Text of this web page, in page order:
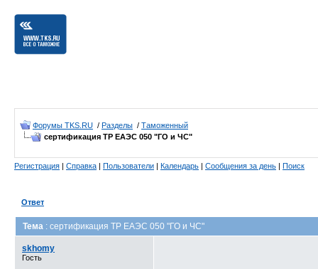
Форумы TKS.RU / Разделы / Таможенный
сертификация ТР ЕАЭС 050 "ГО и ЧС"
Регистрация | Справка | Пользователи | Календарь | Сообщения за день | Поиск
Ответ
Тема : сертификация ТР ЕАЭС 050 "ГО и ЧС"
skhomy
Гость